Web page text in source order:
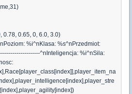
0.78, 0.65, 0, 6.0, 3.0)
%i^nKlasa: %s^nPrzedmiot:
^nInteligencja: %i^nSila: